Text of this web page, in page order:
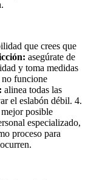
que crees que
asegúrate de
y toma medidas
no funcione
alinea todas las
el eslabón débil. 4.
posible
especializado,
proceso para